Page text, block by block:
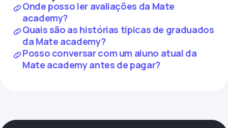
Onde posso ler avaliações da Mate
academy?
Quais são as histórias típicas de graduados
da Mate academy?
Posso conversar com um aluno atual da
Mate academy antes de pagar?